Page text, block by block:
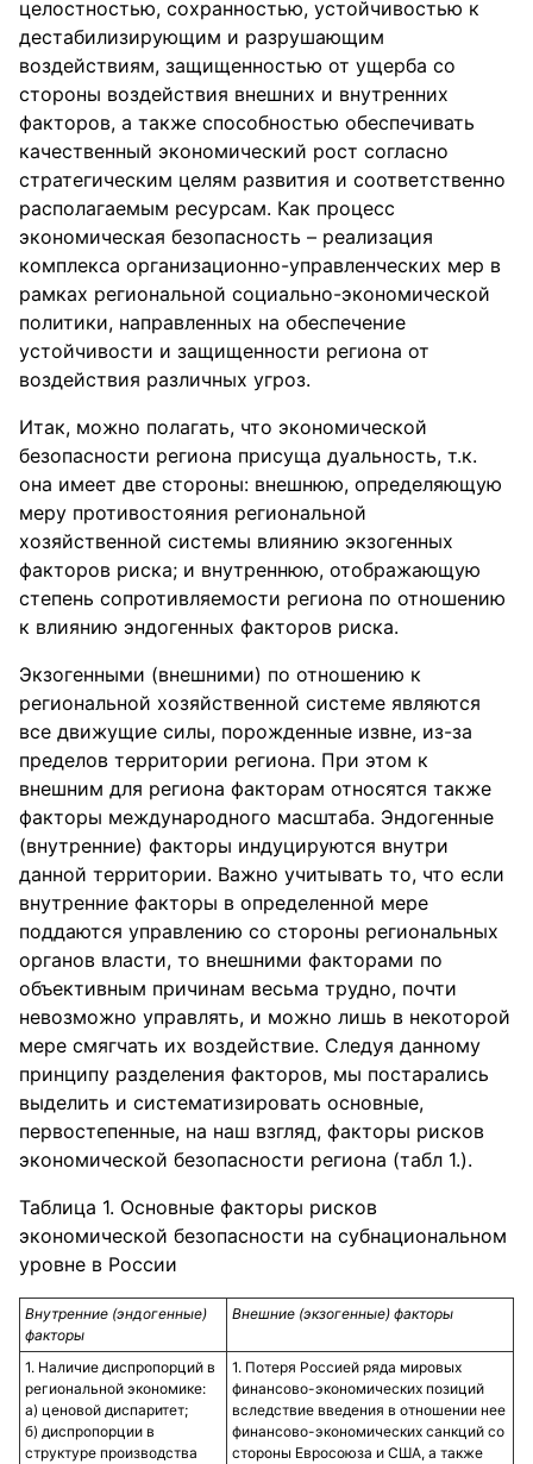
целостностью, сохранностью, устойчивостью к
дестабилизирующим и разрушающим
воздействиям, защищенностью от ущерба со
стороны воздействия внешних и внутренних
факторов, а также способностью обеспечивать
качественный экономический рост согласно
стратегическим целям развития и соответственно
располагаемым ресурсам. Как процесс
экономическая безопасность – реализация
комплекса организационно-управленческих мер в
рамках региональной социально-экономической
политики, направленных на обеспечение
устойчивости и защищенности региона от
воздействия различных угроз.
Итак, можно полагать, что экономической
безопасности региона присуща дуальность, т.к.
она имеет две стороны: внешнюю, определяющую
меру противостояния региональной
хозяйственной системы влиянию экзогенных
факторов риска; и внутреннюю, отображающую
степень сопротивляемости региона по отношению
к влиянию эндогенных факторов риска.
Экзогенными (внешними) по отношению к
региональной хозяйственной системе являются
все движущие силы, порожденные извне, из-за
пределов территории региона. При этом к
внешним для региона факторам относятся также
факторы международного масштаба. Эндогенные
(внутренние) факторы индуцируются внутри
данной территории. Важно учитывать то, что если
внутренние факторы в определенной мере
поддаются управлению со стороны региональных
органов власти, то внешними факторами по
объективным причинам весьма трудно, почти
невозможно управлять, и можно лишь в некоторой
мере смягчать их воздействие. Следуя данному
принципу разделения факторов, мы постарались
выделить и систематизировать основные,
первостепенные, на наш взгляд, факторы рисков
экономической безопасности региона (табл 1.).
Таблица 1. Основные факторы рисков
экономической безопасности на субнациональном
уровне в России
Внутренние (эндогенные)
факторы
Внешние (экзогенные) факторы
1. Наличие диспропорций в
региональной экономике:
а) ценовой диспаритет;
б) диспропорции в
структуре производства
1. Потеря Россией ряда мировых
финансово-экономических позиций
вследствие введения в отношении нее
финансово-экономических санкций со
стороны Евросоюза и США, а также